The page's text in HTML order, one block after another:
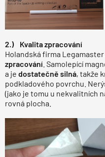
2.) Kvalita zpracování
Holandská firma
zpracování . Samolepící
a je dostatečně silná, takže
podkladového povrchu.
(jako je tomu u nekvalitních
rovná plocha.